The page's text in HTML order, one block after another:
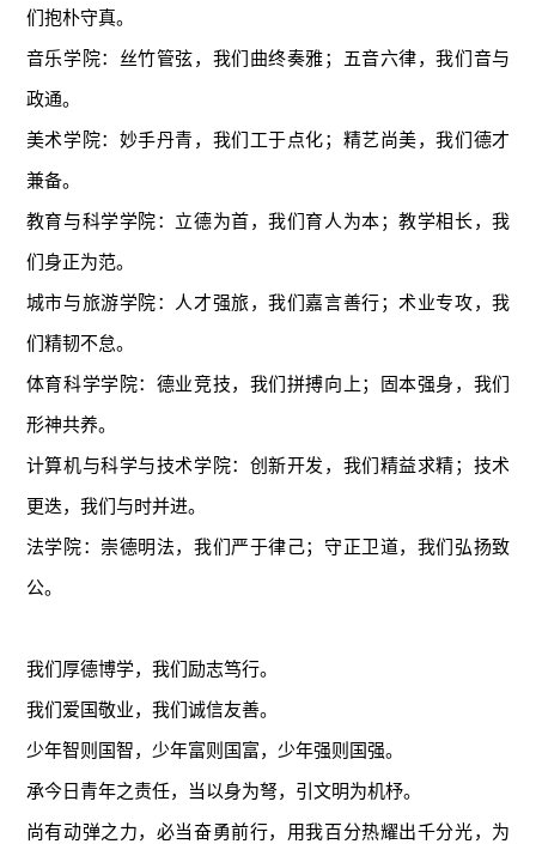
们抱朴守真。
音乐学院：丝竹管弦，我们曲终奏雅；五音六律，我们音与
政通。
美术学院：妙手丹青，我们工于点化；精艺尚美，我们德才
兼备。
教育与科学学院：立德为首，我们育人为本；教学相长，我
们身正为范。
城市与旅游学院：人才强旅，我们嘉言善行；术业专攻，我
们精韧不怠。
体育科学学院：德业竞技，我们拼搏向上；固本强身，我们
形神共养。
计算机与科学与技术学院：创新开发，我们精益求精；技术
更迭，我们与时并进。
法学院：崇德明法，我们严于律己；守正卫道，我们弘扬致
公。
我们厚德博学，我们励志笃行。
我们爱国敬业，我们诚信友善。
少年智则国智，少年富则国富，少年强则国强。
承今日青年之责任，当以身为弩，引文明为机杼。
尚有动弹之力，必当奋勇前行，用我百分热耀出千分光，为